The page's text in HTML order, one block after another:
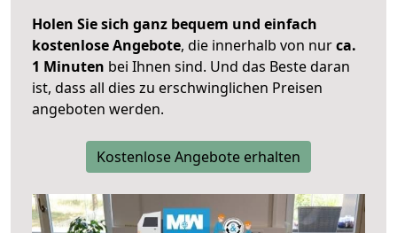
Holen Sie sich ganz bequem und einfach
kostenlose Angebote, die innerhalb von nurca.
1 Minuten bei Ihnen sind. Und das Beste daran
ist, dass all dies zu erschwinglichen Preisen
angeboten werden.
Kostenlose Angebote erhalten